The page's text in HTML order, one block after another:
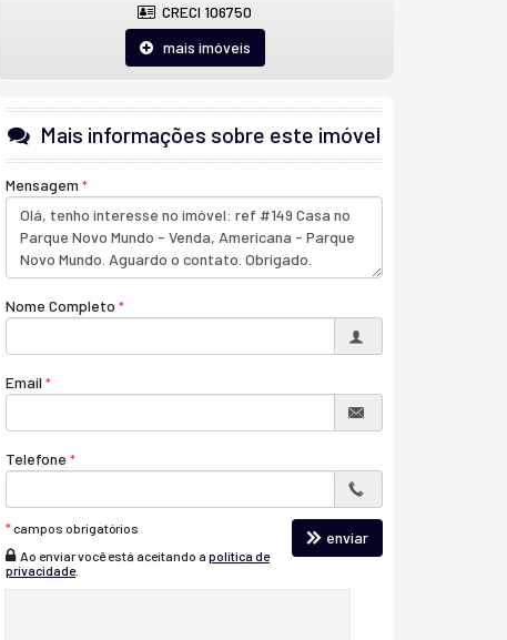
CRECI 106750
mais imóveis
Mais informações sobre este imóvel
Mensagem
Nome Completo
Email
Telefone
*campos obrigatórios
Ao enviar você está aceitando a política de
privacidade.
enviar